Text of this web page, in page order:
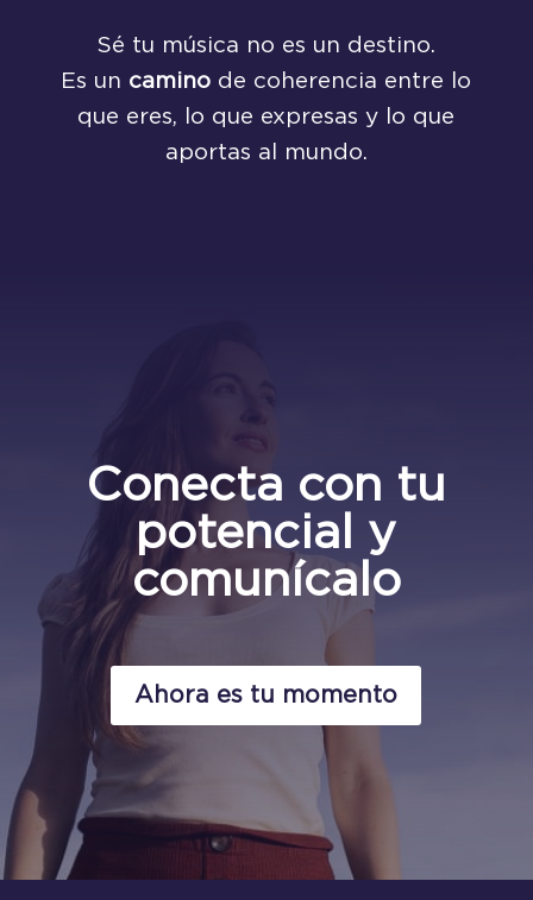
Sé tu música no es un destino.
Es un camino de coherencia entre lo
que eres, lo que expresas y lo que
aportas al mundo.
Conecta con tu
potencial y
comunícalo
Ahora es tu momento